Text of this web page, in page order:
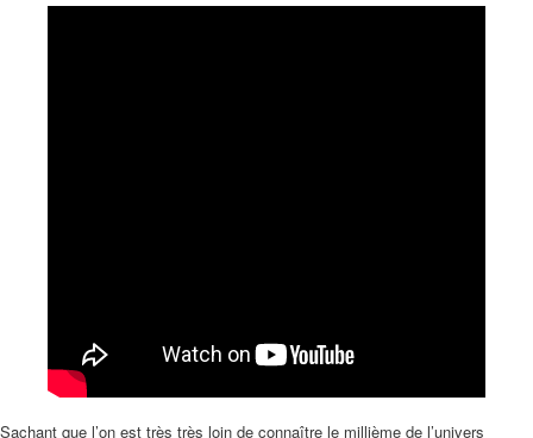
Sachant que l’on est très très loin de connaître le millième de l’univers